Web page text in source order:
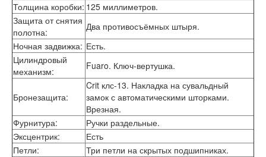
Интекрон Фараон
Интекрон Форте
Двери АСД
Двери Ратибор
Двери Аргус
Тамбурные двери
Межкомнатные двери
Двери Альберо
Альянс
Вест
Галерея
Геометрия
Графика
Толщина коробки: 125 миллиметров.
Защита от снятия
полотна:
Два противосъёмных штыря.
Ночная задвижка: Есть.
Цилиндровый
механизм: Fuaro. Ключ-вертушка.
Бронезащита:
Crit клс-13. Накладка на сувальдный
замок с автоматическими шторками.
Врезная.
Фурнитура:
Ручки раздельные.
Эксцентрик:
Есть
Петли:
Три петли на скрытых подшипниках.